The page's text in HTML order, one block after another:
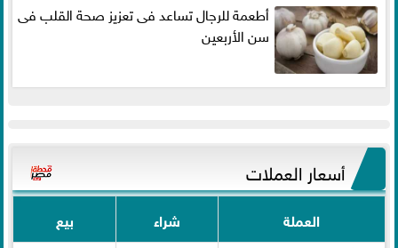
أطعمة للرجال تساعد فى تعزيز صحة القلب فى
سن الأربعين
أسعار العملات
العملة شراء بيع